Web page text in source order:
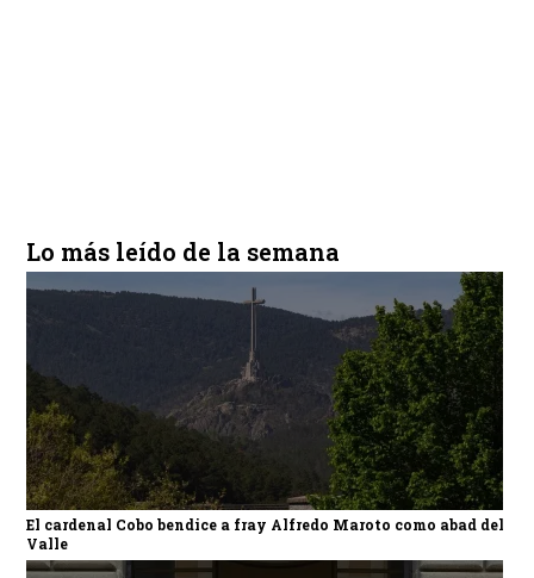
Lo más leído de la semana
El cardenal Cobo bendice a fray Alfredo Maroto como abad del
Valle